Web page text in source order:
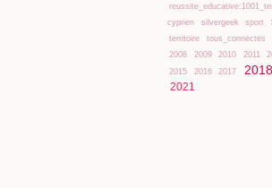
cyprien
silvergeek sport
territoire tous_connectes
2008
2009 2010 2011
2015
2016 2017 2018
2021